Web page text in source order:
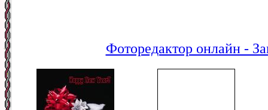
Фоторедактор онлайн -